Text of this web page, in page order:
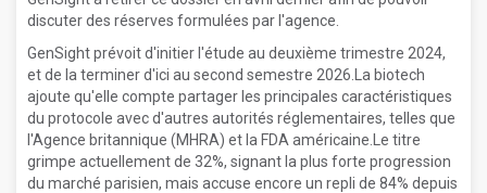
discuter des réserves formulées par l'agence.
GenSight prévoit d'initier l'étude au deuxième trimestre 2024,
et de la terminer d'ici au second semestre 2026.La biotech
ajoute qu'elle compte partager les principales caractéristiques
du protocole avec d'autres autorités réglementaires, telles que
l'Agence britannique (MHRA) et la FDA américaine.Le titre
grimpe actuellement de 32%, signant la plus forte progression
du marché parisien, mais accuse encore un repli de 84% depuis